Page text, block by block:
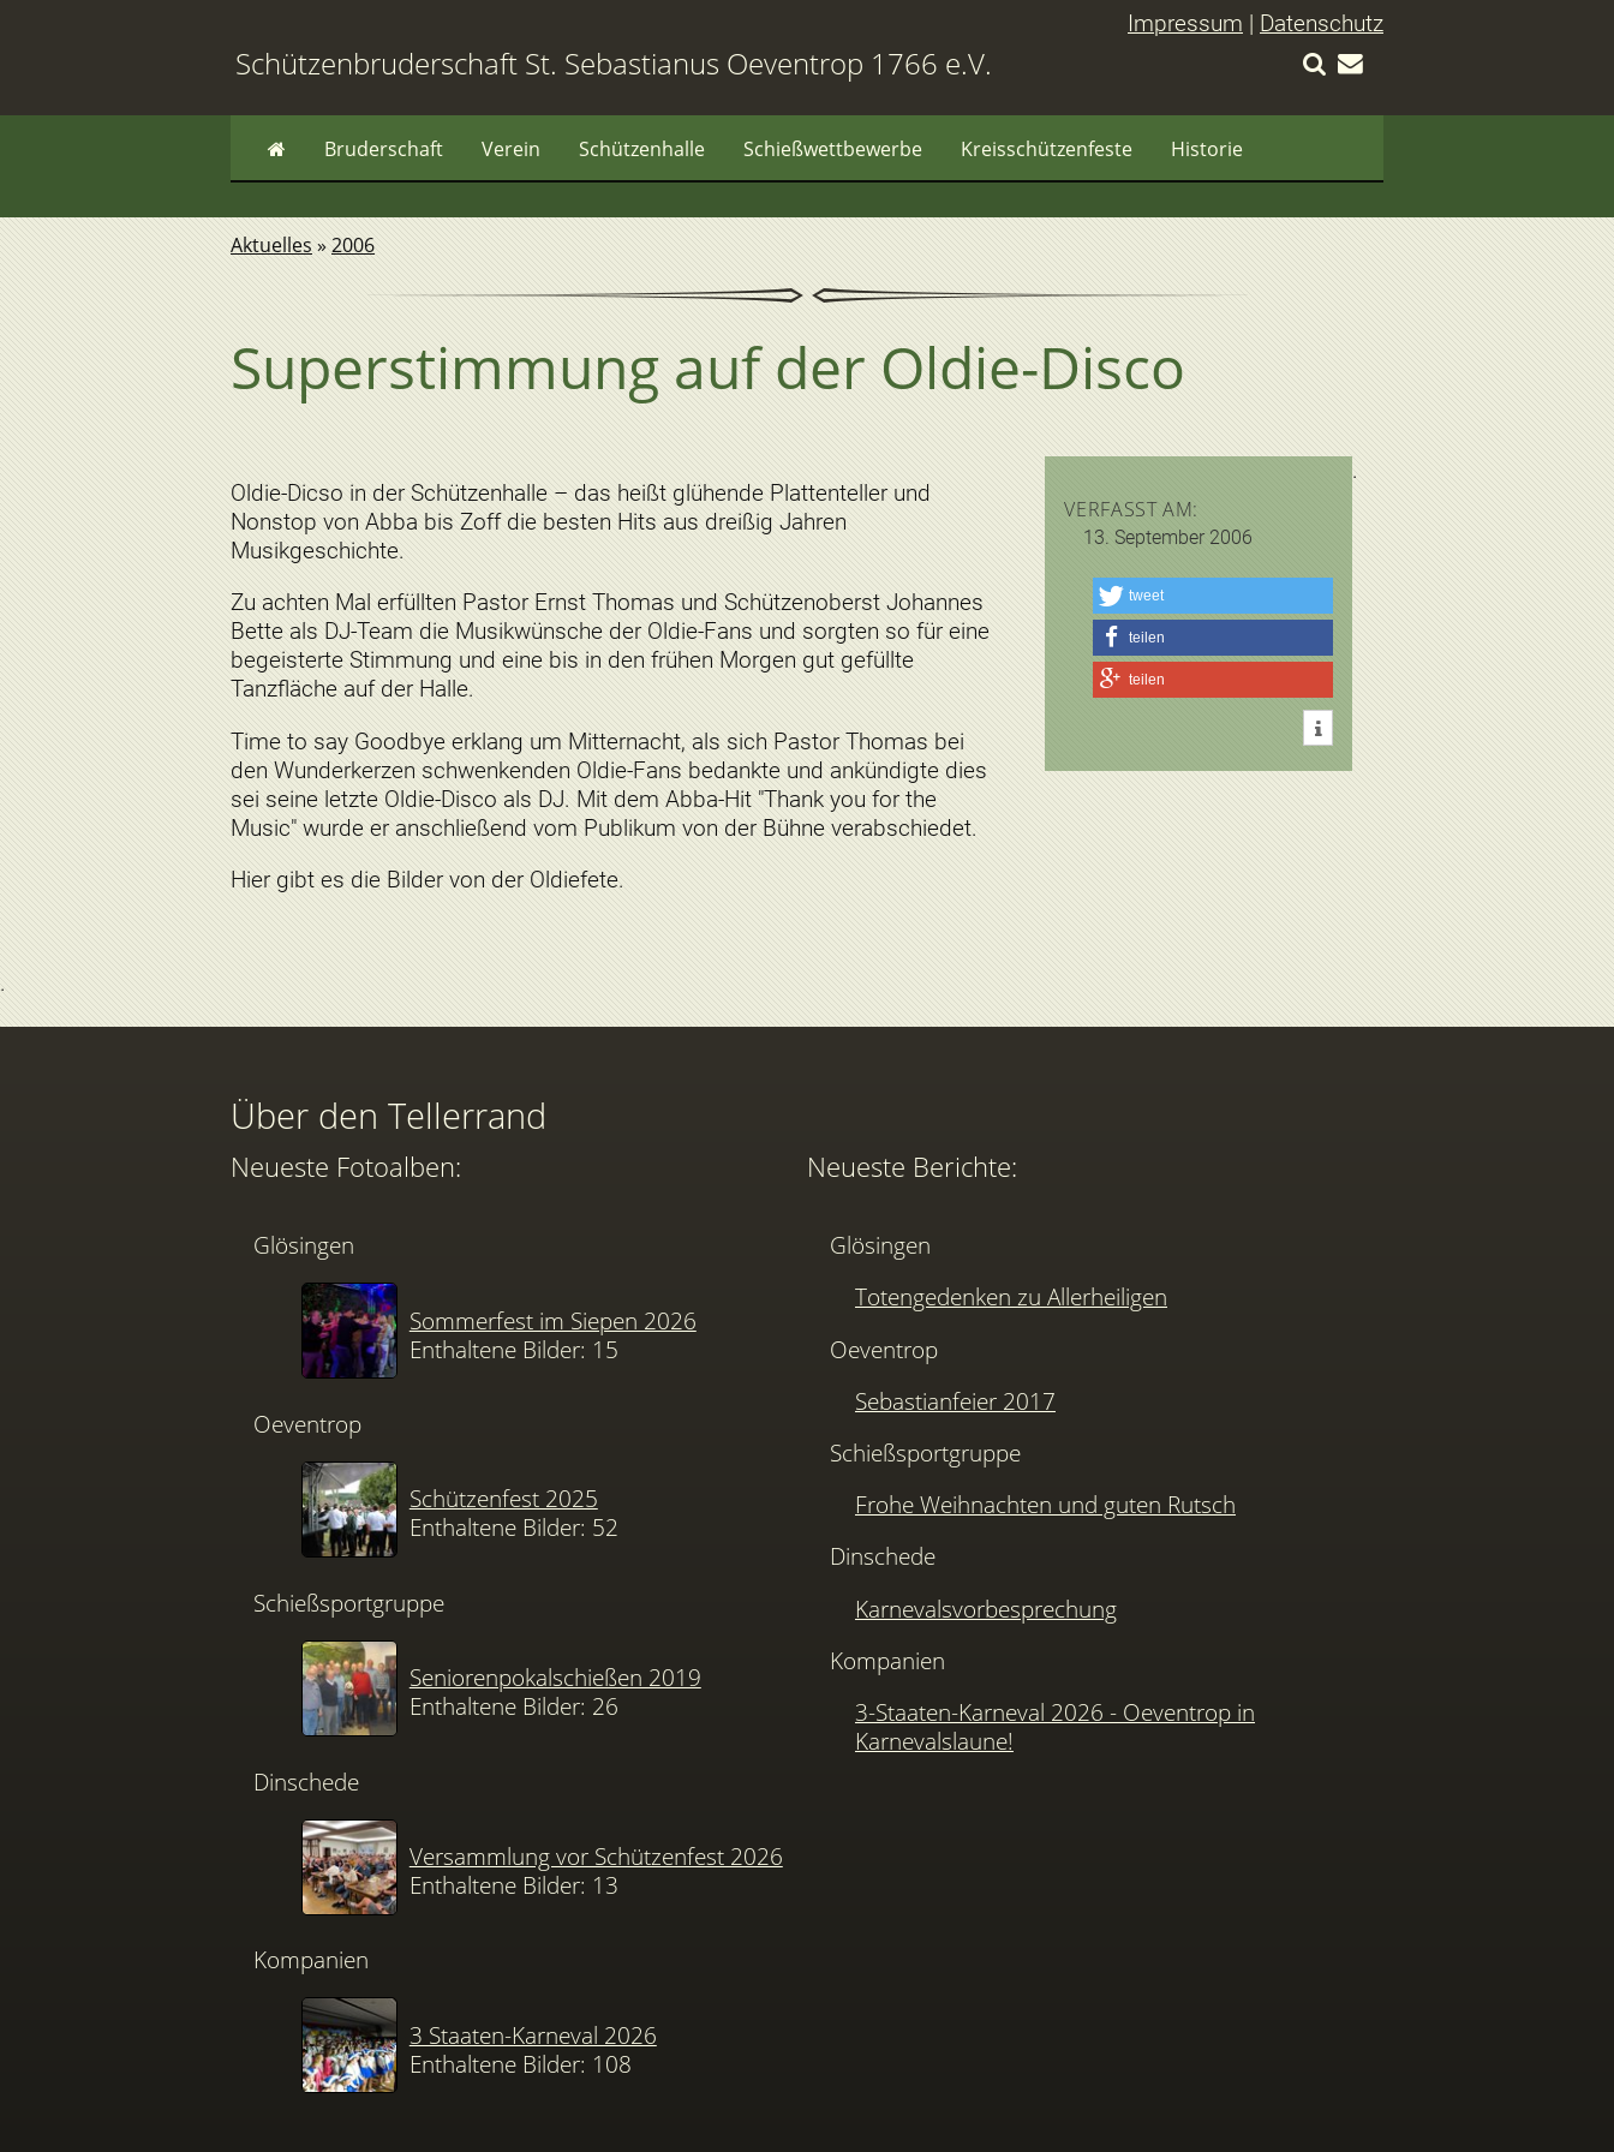
Impressum | Datenschutz
Schützenbruderschaft St. Sebastianus Oeventrop 1766 e.V.
Bruderschaft Verein Schützenhalle Schießwettbewerbe Kreisschützenfeste Historie
Aktuelles »2006
Superstimmung auf der Oldie-Disco
Oldie-Dicso in der Schützenhalle – das heißt glühende Plattenteller und
Nonstop von Abba bis Zoff die besten Hits aus dreißig Jahren
Musikgeschichte.
Zu achten Mal erfüllten Pastor Ernst Thomas und Schützenoberst Johannes
Bette als DJ-Team die Musikwünsche der Oldie-Fans und sorgten so für eine
begeisterte Stimmung und eine bis in den frühen Morgen gut gefüllte
Tanzfläche auf der Halle.
Time to say Goodbye erklang um Mitternacht, als sich Pastor Thomas bei
den Wunderkerzen schwenkenden Oldie-Fans bedankte und ankündigte dies
sei seine letzte Oldie-Disco als DJ. Mit dem Abba-Hit "Thank you for the
Music" wurde er anschließend vom Publikum von der Bühne verabschiedet.
Hier gibt es die Bilder von der Oldiefete.
VERFASST AM:
13. September 2006
tweet
teilen
teilen
Über den Tellerrand
Neueste Fotoalben:
Glösingen
Sommerfest im Siepen 2026
Enthaltene Bilder: 15
Oeventrop
Schützenfest 2025
Enthaltene Bilder: 52
Schießsportgruppe
Seniorenpokalschießen 2019
Enthaltene Bilder: 26
Dinschede
Versammlung vor Schützenfest 2026
Enthaltene Bilder: 13
Kompanien
3 Staaten-Karneval 2026
Enthaltene Bilder: 108
Neueste Berichte:
Glösingen
Totengedenken zu Allerheiligen
Oeventrop
Sebastianfeier 2017
Schießsportgruppe
Frohe Weihnachten und guten Rutsch
Dinschede
Karnevalsvorbesprechung
Kompanien
3-Staaten-Karneval 2026 - Oeventrop in
Karnevalslaune!